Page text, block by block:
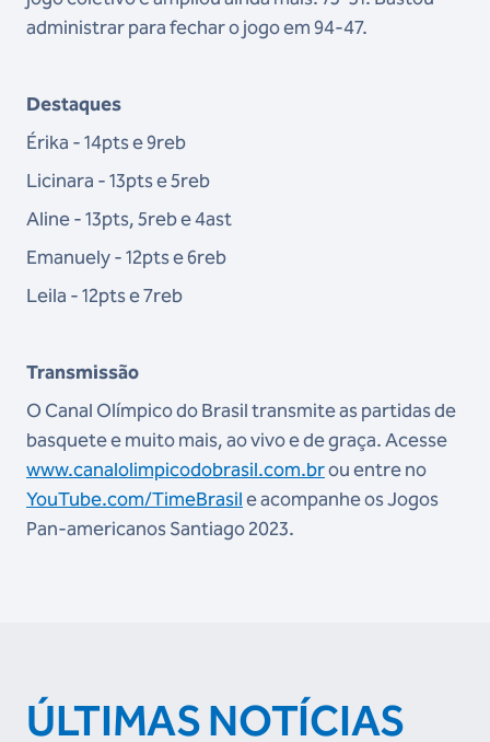
administrar para fechar o jogo em 94-47.
Destaques
Érika - 14pts e 9reb
Licinara - 13pts e 5reb
Aline - 13pts, 5reb e 4ast
Emanuely - 12pts e 6reb
Leila - 12pts e 7reb
Transmissão
O Canal Olímpico do Brasil transmite as partidas de
basquete e muito mais, ao vivo e de graça. Acesse
www.canalolimpicodobrasil.com.brou entre no
YouTube.com/TimeBrasile acompanhe os Jogos
Pan-americanos Santiago 2023.
ÚLTIMAS NOTÍCIAS